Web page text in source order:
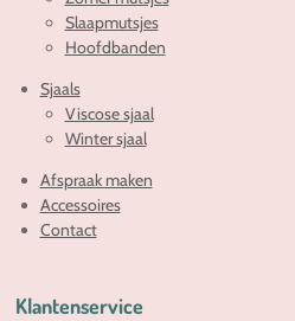
Slaapmutsjes
Hoofdbanden
Sjaals
Viscose sjaal
Winter sjaal
Afspraak maken
Accessoires
Contact
Klantenservice